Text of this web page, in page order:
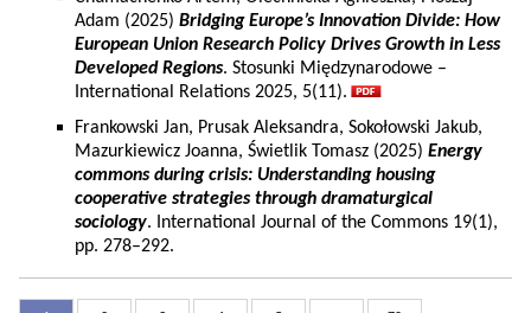
Adam (2025) Bridging Europe’s Innovation Divide: How
European Union Research Policy Drives Growth in Less
Developed Regions. Stosunki Międzynarodowe –
International Relations 2025, 5(11).
Frankowski Jan, Prusak Aleksandra, Sokołowski Jakub,
Mazurkiewicz Joanna, Świetlik Tomasz (2025) Energy
commons during crisis: Understanding housing
cooperative strategies through dramaturgical
sociology. International Journal of the Commons 19(1),
pp. 278–292.